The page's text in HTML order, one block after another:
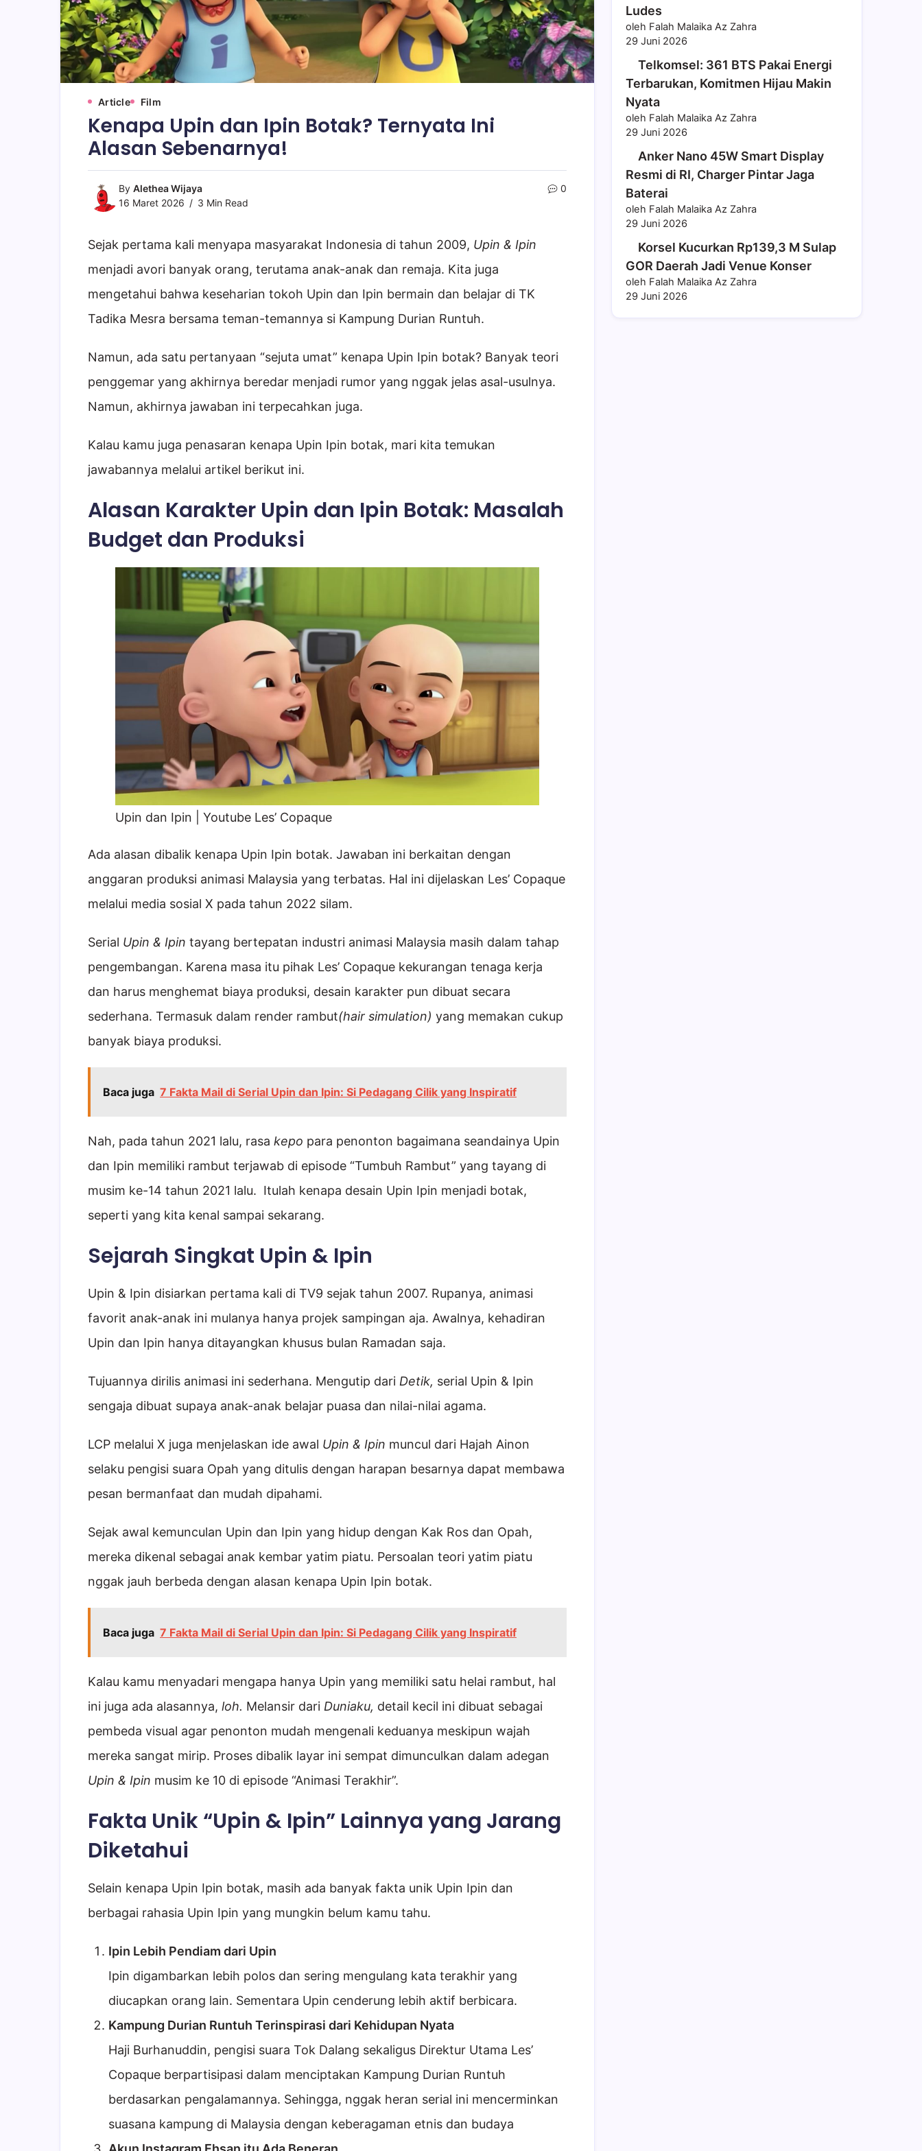
Article Film
Kenapa Upin dan Ipin Botak? Ternyata Ini
Alasan Sebenarnya!
By Alethea Wijaya
16 Maret 2026
3 Min Read
0
Sejak pertama kali menyapa masyarakat Indonesia di tahun 2009, Upin & Ipin
menjadi avori banyak orang, terutama anak-anak dan remaja. Kita juga
mengetahui bahwa keseharian tokoh Upin dan Ipin bermain dan belajar di TK
Tadika Mesra bersama teman-temannya si Kampung Durian Runtuh.
Namun, ada satu pertanyaan “sejuta umat” kenapa Upin Ipin botak? Banyak teori
penggemar yang akhirnya beredar menjadi rumor yang nggak jelas asal-usulnya.
Namun, akhirnya jawaban ini terpecahkan juga.
Kalau kamu juga penasaran kenapa Upin Ipin botak, mari kita temukan
jawabannya melalui artikel berikut ini.
Alasan Karakter Upin dan Ipin Botak: Masalah
Budget dan Produksi
Upin dan Ipin | Youtube Les’ Copaque
Ada alasan dibalik kenapa Upin Ipin botak. Jawaban ini berkaitan dengan
anggaran produksi animasi Malaysia yang terbatas. Hal ini dijelaskan Les’ Copaque
melalui media sosial X pada tahun 2022 silam.
Serial Upin & Ipin tayang bertepatan industri animasi Malaysia masih dalam tahap
pengembangan. Karena masa itu pihak Les’ Copaque kekurangan tenaga kerja
dan harus menghemat biaya produksi, desain karakter pun dibuat secara
sederhana. Termasuk dalam render rambut(hair simulation) yang memakan cukup
banyak biaya produksi.
Baca juga 7 Fakta Mail di Serial Upin dan Ipin: Si Pedagang Cilik yang Inspiratif
Nah, pada tahun 2021 lalu, rasa kepo para penonton bagaimana seandainya Upin
dan Ipin memiliki rambut terjawab di episode “Tumbuh Rambut” yang tayang di
musim ke-14 tahun 2021 lalu. Itulah kenapa desain Upin Ipin menjadi botak,
seperti yang kita kenal sampai sekarang.
Sejarah Singkat Upin & Ipin
Upin & Ipin disiarkan pertama kali di TV9 sejak tahun 2007. Rupanya, animasi
favorit anak-anak ini mulanya hanya projek sampingan aja. Awalnya, kehadiran
Upin dan Ipin hanya ditayangkan khusus bulan Ramadan saja.
Tujuannya dirilis animasi ini sederhana. Mengutip dari Detik, serial Upin & Ipin
sengaja dibuat supaya anak-anak belajar puasa dan nilai-nilai agama.
LCP melalui X juga menjelaskan ide awal Upin & Ipin muncul dari Hajah Ainon
selaku pengisi suara Opah yang ditulis dengan harapan besarnya dapat membawa
pesan bermanfaat dan mudah dipahami.
Sejak awal kemunculan Upin dan Ipin yang hidup dengan Kak Ros dan Opah,
mereka dikenal sebagai anak kembar yatim piatu. Persoalan teori yatim piatu
nggak jauh berbeda dengan alasan kenapa Upin Ipin botak.
Baca juga 7 Fakta Mail di Serial Upin dan Ipin: Si Pedagang Cilik yang Inspiratif
Kalau kamu menyadari mengapa hanya Upin yang memiliki satu helai rambut, hal
ini juga ada alasannya, loh. Melansir dari Duniaku, detail kecil ini dibuat sebagai
pembeda visual agar penonton mudah mengenali keduanya meskipun wajah
mereka sangat mirip. Proses dibalik layar ini sempat dimunculkan dalam adegan
Upin & Ipin musim ke 10 di episode “Animasi Terakhir”.
Fakta Unik “Upin & Ipin” Lainnya yang Jarang
Diketahui
Selain kenapa Upin Ipin botak, masih ada banyak fakta unik Upin Ipin dan
berbagai rahasia Upin Ipin yang mungkin belum kamu tahu.
Ipin Lebih Pendiam dari Upin
Ipin digambarkan lebih polos dan sering mengulang kata terakhir yang
diucapkan orang lain. Sementara Upin cenderung lebih aktif berbicara.
Kampung Durian Runtuh Terinspirasi dari Kehidupan Nyata
Haji Burhanuddin, pengisi suara Tok Dalang sekaligus Direktur Utama Les’
Copaque berpartisipasi dalam menciptakan Kampung Durian Runtuh
berdasarkan pengalamannya. Sehingga, nggak heran serial ini mencerminkan
suasana kampung di Malaysia dengan keberagaman etnis dan budaya
Ludes
oleh Falah Malaika Az Zahra
29 Juni 2026
Telkomsel: 361 BTS Pakai Energi
Terbarukan, Komitmen Hijau Makin
Nyata
oleh Falah Malaika Az Zahra
29 Juni 2026
Anker Nano 45W Smart Display
Resmi di RI, Charger Pintar Jaga
Baterai
oleh Falah Malaika Az Zahra
29 Juni 2026
Korsel Kucurkan Rp139,3 M Sulap
GOR Daerah Jadi Venue Konser
oleh Falah Malaika Az Zahra
29 Juni 2026